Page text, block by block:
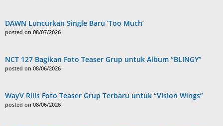
DAWN Luncurkan Single Baru ‘Too Much’
posted on 08/07/2026
NCT 127 Bagikan Foto Teaser Grup untuk Album “BLINGY”
posted on 08/06/2026
WayV Rilis Foto Teaser Grup Terbaru untuk “Vision Wings”
posted on 08/06/2026